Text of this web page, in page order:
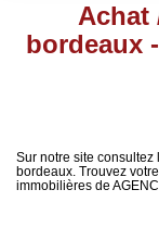
Sélectionnez...
Type de bienAchat
bordeaux
Sur notre site
bordeaux. Trouvez
immobilières de